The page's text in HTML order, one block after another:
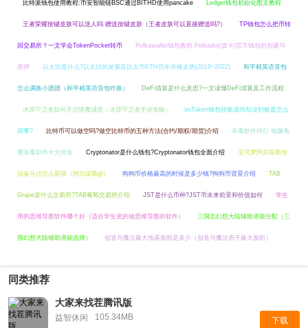
比特派钱包使用教程:币安智能链BSC通过BITHD使用pancake Ledger钱包初始化图文教程
王者荣耀按键皮肤可以送人吗 赠送按键皮肤（王者皮肤可以直接赠送吗?） TP钱包怎么把币转
回交易所？一文学会TokenPocket转币 Polkawallet钱包教程:Polkadot(波卡)官方钱包的创建与
质押 以太坊是什么?以太坊的发展及以太币ETH历年价格走势(2016~2022) 和平精英语音包
怎么调换小团团（和平精英语音包咋换） DeFi清算是什么意思?一文读懂DeFi清算及工作流程
冰原守卫者如何开启猎魔城堡（冰原守卫者手游攻略） imToken钱包转账成功却没到账是怎么
回事? 比特币可以做空吗?做空比特币的五种方法(合约/期权/期货)介绍 杀毒软件排行 电脑免
费杀毒软件十大排名 Cryptonator是什么钱包?Cryptonator钱包全面介绍 宝可梦阿尔宙斯传
说奋斗沙怎么获得（阿尔宙斯gf） 狗狗币价格最高的时候是多少钱?狗狗币背景介绍 TAB
Grape是什么交易所?TAB葡萄交易所介绍 JST是什么币种?JST币未来前景和价值如何 学生
用的思维导图软件哪个好（适合学生党的做思维导图的软件） 三国志幻想大陆辅助潜能分配（三
国幻想大陆辅助潜能选择） 创造与魔法最大地基面积是多少（创造与魔法房子最大面积）
同类推荐
大家来找茬腾讯版
益智休闲 105.34MB 下载